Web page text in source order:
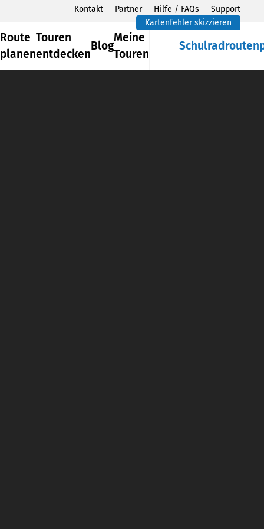
Kontakt Partner Hilfe / FAQs
Support
Kartenfehler skizzieren
Route
planen
Touren
entdecken
Blog
Meine
Touren